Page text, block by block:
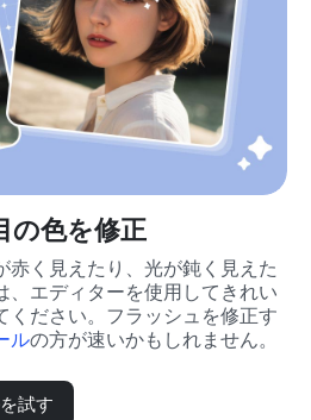
の色を修正
赤く見えたり、光が鈍く見えた
、エディターを使用してきれい
ください。フラッシュを修正す
ルの方が速いかもしれません。
試す